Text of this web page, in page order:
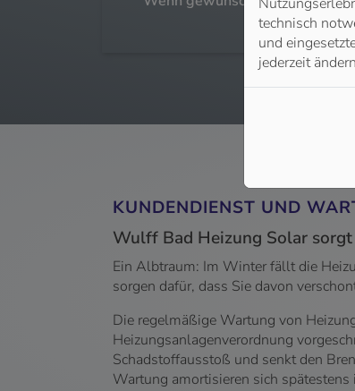
KUNDENDIENST UND
Wulff Bad Heizung Solar
Ein Albtraum: Im Winter fällt die
sorgen dafür, dass Sie davon
Die regelmäßige Wartung von
Heizungsanlagenverordnung
Schadstoffausstoß und senkt den
Wartung amortisieren sich
technisch
und
jederzeit